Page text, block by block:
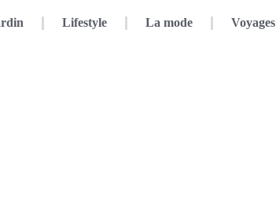
Lifestyle La mode Voyages